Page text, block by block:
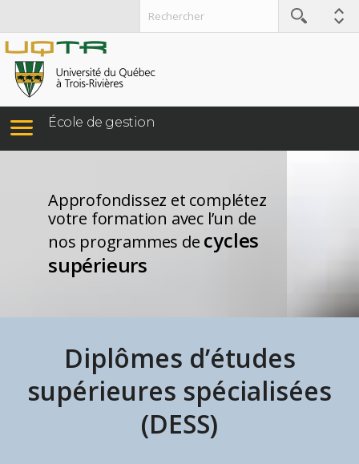
École de gestion
Approfondissez et complétez
votre formation avec l’un de
nos programmes de cycles
supérieurs
Diplômes d’études
supérieures spécialisées
(DESS)